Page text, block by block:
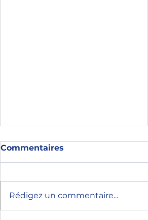
Commentaires
Rédigez un commentaire...